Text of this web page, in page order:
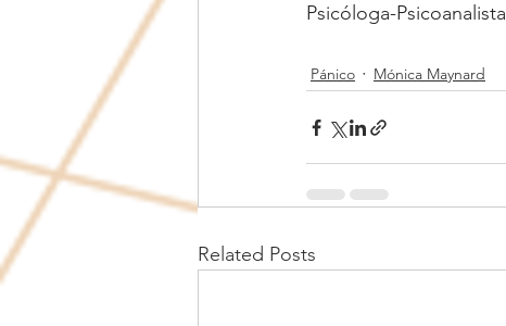
Psicóloga-Psicoanalista
Pánico Mónica Maynard
Related Posts